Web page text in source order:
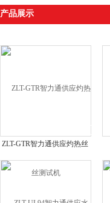
产品展示
ZLT-GTR智力通供应灼热丝
测试机